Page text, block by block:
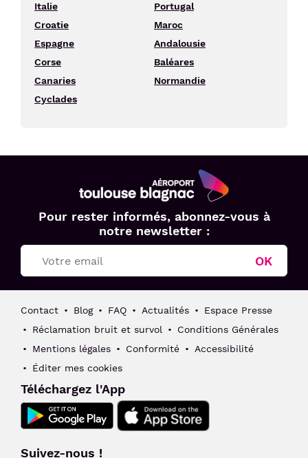
Italie
Portugal
Croatie
Maroc
Espagne
Andalousie
Corse
Baléares
Canaries
Normandie
Cyclades
Aéroport
Toulouse
Blagnac
Pour rester informés, abonnez-vous à
notre newsletter :
OK
Contact Blog FAQ Actualités
Espace Presse
Réclamation bruit et survol
Conditions Générales
Mentions légales
Conformité
Accessibilité
Éditer mes cookies
Téléchargez l'App
Suivez-nous !